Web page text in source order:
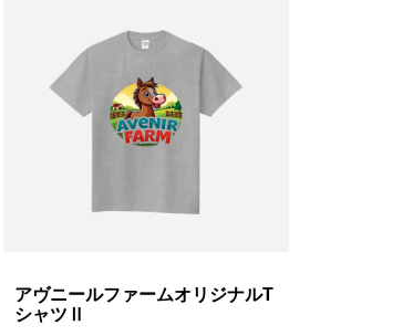
アヴニールファームオリジナルT
シャツⅡ